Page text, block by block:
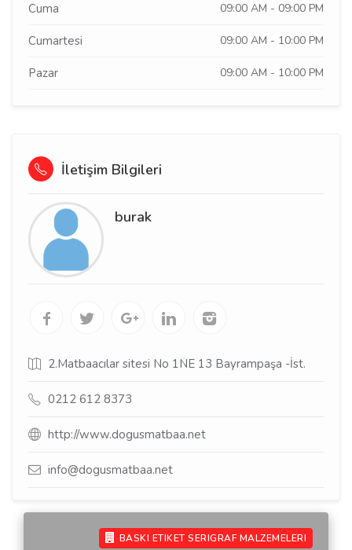
Cuma 09:00 AM - 09:00 PM
Cumartesi 09:00 AM - 10:00 PM
Pazar 09:00 AM - 10:00 PM
İletişim Bilgileri
burak
2.Matbaacılar sitesi No 1NE 13 Bayrampaşa -İst.
0212 612 8373
http://www.dogusmatbaa.net
info@dogusmatbaa.net
BASKI ETIKET SERIGRAF MALZEMELERI